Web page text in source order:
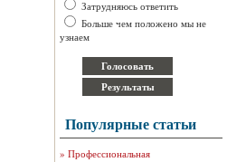
Затрудняюсь ответить
Больше чем положено мы не
узнаем
Популярные статьи
» Профессиональная